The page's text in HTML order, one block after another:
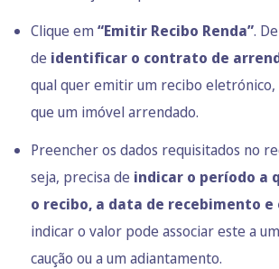
Clique em “Emitir Recibo Renda”.
de identificar o contrato de
qual quer emitir um recibo eletrónico,
que um imóvel arrendado.
Preencher os dados requisitados no
seja, precisa de indicar o período a
o recibo, a data de recebimento e
indicar o valor pode associar este a
caução ou a um adiantamento.